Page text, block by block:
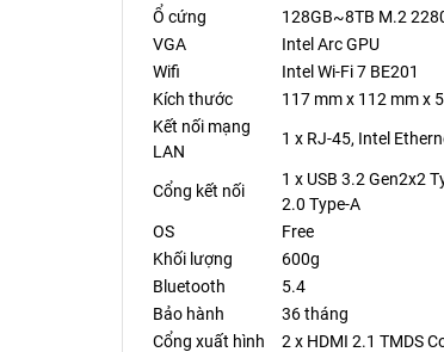
Ổ cứng
128GB~8TB M.2
VGA
Intel Arc GPU
Wifi
Intel Wi-Fi 7 BE201
Kích thước
117 mm x 112 mm x
Kết nối mạng
LAN
1 x RJ-45, Intel
Cổng kết nối
1 x USB 3.2 Gen2x2
2.0 Type-A
OS
Free
Khối lượng
600g
Bluetooth
5.4
Bảo hành
36 tháng
Cổng xuất hình
2 x HDMI 2.1 TMDS